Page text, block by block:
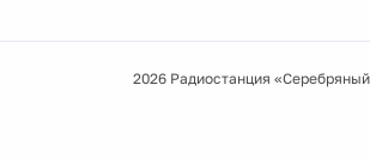
2026 Радиостанция